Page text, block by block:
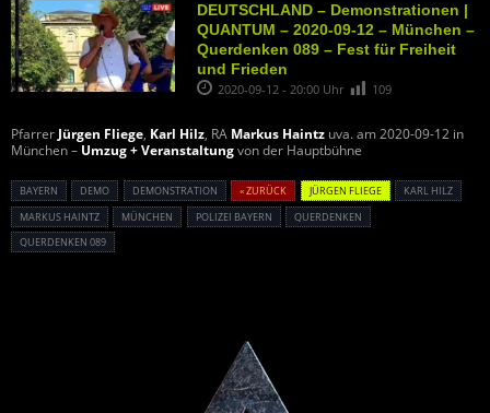
DEUTSCHLAND – Demonstrationen |
QUANTUM – 2020-09-12 – München –
Querdenken 089 – Fest für Freiheit
und Frieden
2020-09-12 - 20:00 Uhr 109
Pfarrer Jürgen Fliege, Karl Hilz, RA Markus Haintz uva. am 2020-09-12 in
München – Umzug + Veranstaltungvon der Hauptbühne
BAYERN DEMO DEMONSTRATION « ZURÜCK JÜRGEN FLIEGE
KARL HILZ
MARKUS HAINTZ
MÜNCHEN POLIZEI BAYERN
QUERDENKEN
QUERDENKEN 089